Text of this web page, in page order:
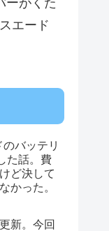
ーがくた
エード
バッテリ
た話。費
ど決して
かった。
新。今回